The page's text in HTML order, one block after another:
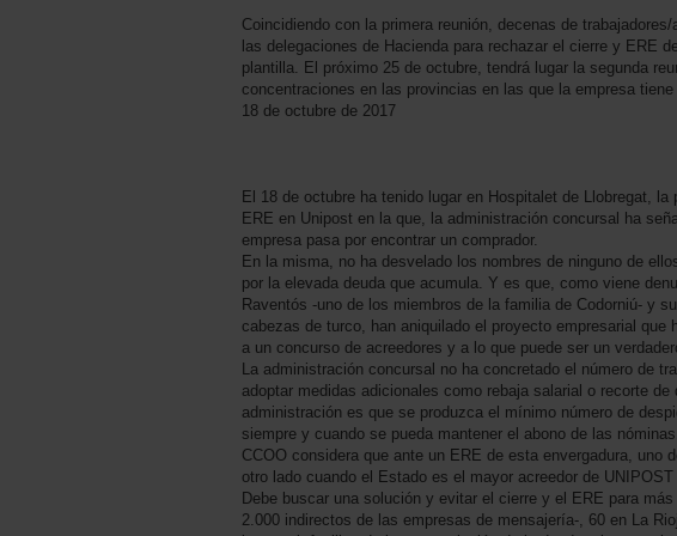
Coincidiendo con la primera reunión, decenas de
las delegaciones de Hacienda para rechazar el cierre y ERE
plantilla. El próximo 25 de octubre, tendrá lugar la segunda
concentraciones en las provincias en las que la empresa tiene
18 de octubre de 2017
El 18 de octubre ha tenido lugar en Hospitalet de Llobregat,
ERE en Unipost en la que, la administración concursal ha
empresa pasa por encontrar un comprador.
En la misma, no ha desvelado los nombres de ninguno de
por la elevada deuda que acumula. Y es que, como viene
Raventós -uno de los miembros de la familia de Codorniú- y
cabezas de turco, han aniquilado el proyecto empresarial
a un concurso de acreedores y a lo que puede ser un
La administración concursal no ha concretado el número de
adoptar medidas adicionales como rebaja salarial o recorte
administración es que se produzca el mínimo número de
siempre y cuando se pueda mantener el abono de las
CCOO considera que ante un ERE de esta envergadura, uno
otro lado cuando el Estado es el mayor acreedor de
Debe buscar una solución y evitar el cierre y el ERE para
2.000 indirectos de las empresas de mensajería-, 60 en La